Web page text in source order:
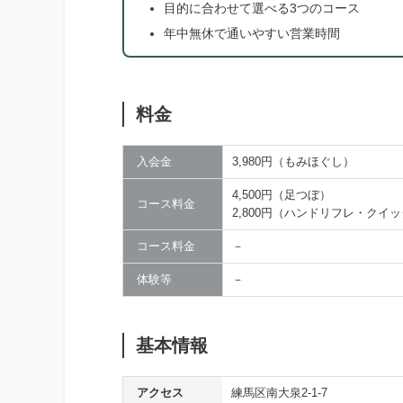
目的に合わせて選べる3つのコース
年中無休で通いやすい営業時間
料金
入会金 3,980円（もみほぐし）
コース料金
4,500円（足つぼ）
2,800円（ハンドリフレ・クイッ
コース料金 －
体験等 －
基本情報
アクセス 練馬区南大泉2-1-7